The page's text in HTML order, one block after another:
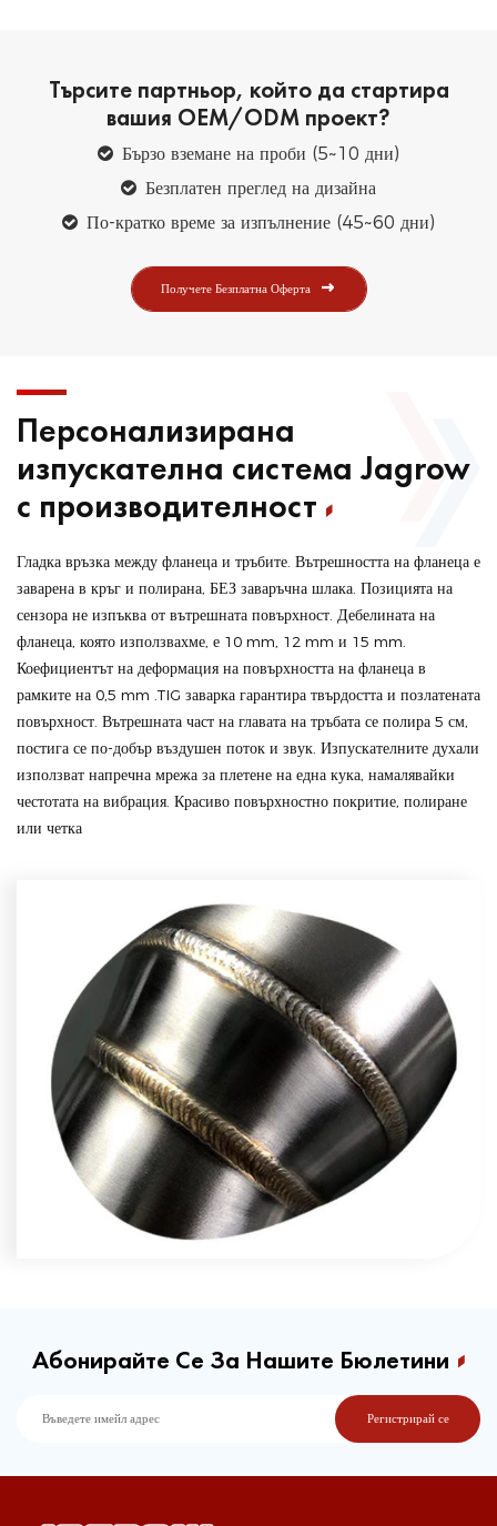
Търсите партньор, който да стартира
вашия OEM/ODM проект?
Бързо вземане на проби (5~10 дни)
Безплатен преглед на дизайна
По-кратко време за изпълнение (45~60 дни)
Получете Безплатна Оферта
Персонализирана
изпускателна система Jagrow
с производителност
Гладка връзка между фланеца и тръбите. Вътрешността на фланеца е
заварена в кръг и полирана, БЕЗ заваръчна шлака. Позицията на
сензора не изпъква от вътрешната повърхност. Дебелината на
фланеца, която използвахме, е 10 mm, 12 mm и 15 mm.
Коефициентът на деформация на повърхността на фланеца в
рамките на 0,5 mm .TIG заварка гарантира твърдостта и позлатената
повърхност. Вътрешната част на главата на тръбата се полира 5 см,
постига се по-добър въздушен поток и звук. Изпускателните духали
използват напречна мрежа за плетене на една кука, намалявайки
честотата на вибрация. Красиво повърхностно покритие, полиране
или четка
Абонирайте Се За Нашите Бюлетини